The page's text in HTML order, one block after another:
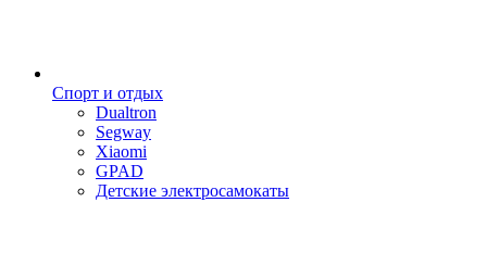
Спорт и отдых
Dualtron
Segway
Xiaomi
GPAD
Детские электросамокаты